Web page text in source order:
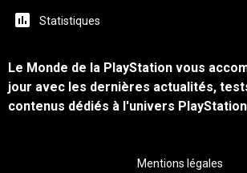
Statistiques
Le Monde de la PlayStation vous
jour avec les dernières actualités,
contenus dédiés à l'univers
Mentions légales